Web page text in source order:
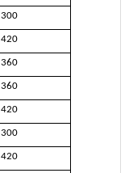
300
420
360
360
420
300
420